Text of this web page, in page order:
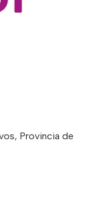
Provincia de